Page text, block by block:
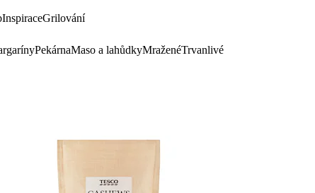
InspiraceGrilování
PekárnaMaso a lahůdkyMraženéTrvanlivé